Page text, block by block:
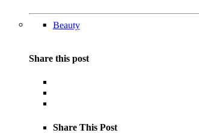
Beauty
Share this post
Share This Post